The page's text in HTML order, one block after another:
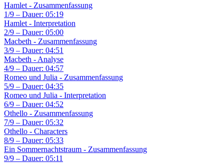
Hamlet - Zusammenfassung
1/9 – Dauer: 05:19
Hamlet - Interpretation
2/9 – Dauer: 05:00
Macbeth - Zusammenfassung
3/9 – Dauer: 04:51
Macbeth - Analyse
4/9 – Dauer: 04:57
Romeo und Julia - Zusammenfassung
5/9 – Dauer: 04:35
Romeo und Julia - Interpretation
6/9 – Dauer: 04:52
Othello - Zusammenfassung
7/9 – Dauer: 05:32
Othello - Characters
8/9 – Dauer: 05:33
Ein Sommernachtstraum - Zusammenfassung
9/9 – Dauer: 05:11